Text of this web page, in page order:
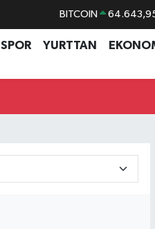
BITCOIN
DOLAR
GRAM ALTIN
SPOR YURTTAN